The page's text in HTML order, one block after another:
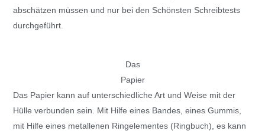
abschätzen müssen und nur bei den Schönsten Schreibtests
durchgeführt.
Das
Papier
Das Papier kann auf unterschiedliche Art und Weise mit der
Hülle verbunden sein. Mit Hilfe eines Bandes, eines Gummis,
mit Hilfe eines metallenen Ringelementes (Ringbuch), es kann